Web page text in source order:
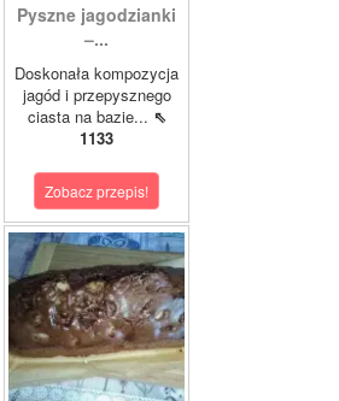
Pyszne jagodzianki
–...
Doskonała kompozycja
jagód i przepysznego
ciasta na bazie... ⇖
1133
Zobacz przepis!